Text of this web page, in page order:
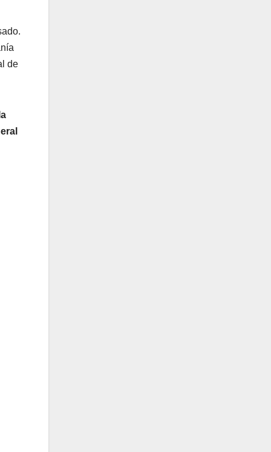
de
a